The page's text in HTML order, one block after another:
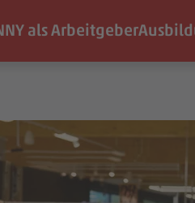
als Arbeitgeber